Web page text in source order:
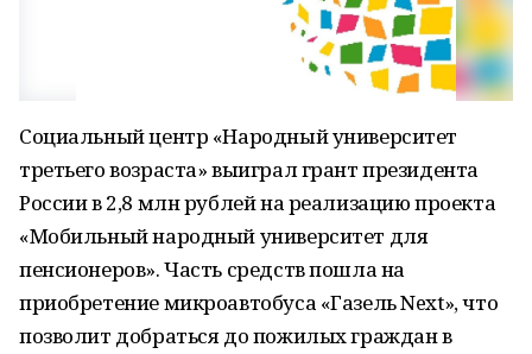
Социальный центр «Народный университет
третьего возраста» выиграл грант президента
России в 2,8 млн рублей на реализацию проекта
«Мобильный народный университет для
пенсионеров». Часть средств пошла на
приобретение микроавтобуса «Газель Next», что
позволит добраться до пожилых граждан в